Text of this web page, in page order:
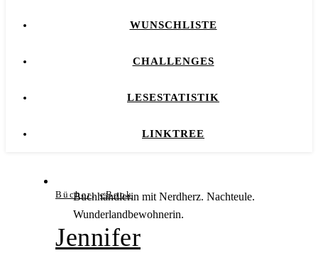
WUNSCHLISTE
CHALLENGES
LESESTATISTIK
LINKTREE
Bücher,eBook
Jennifer
Buchhändlerin mit Nerdherz. Nachteule.
Wunderlandbewohnerin.